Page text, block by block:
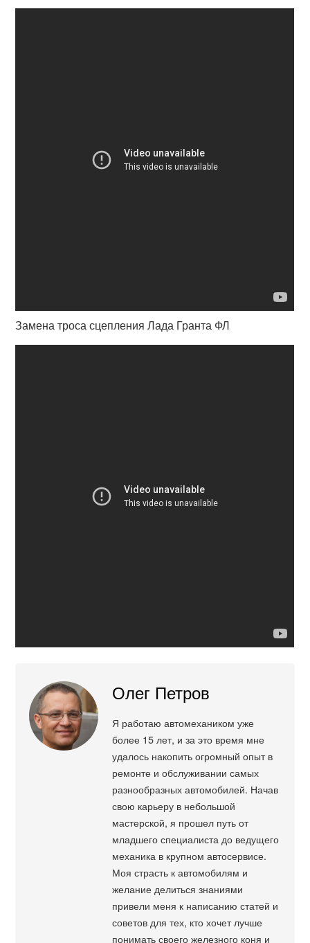
Замена троса сцепления Лада Гранта ФЛ
Олег Петров
Я работаю автомехаником уже
более 15 лет, и за это время мне
удалось накопить огромный опыт в
ремонте и обслуживании самых
разнообразных автомобилей. Начав
свою карьеру в небольшой
мастерской, я прошел путь от
младшего специалиста до ведущего
механика в крупном автосервисе.
Моя страсть к автомобилям и
желание делиться знаниями
привели меня к написанию статей и
советов для тех, кто хочет лучше
понимать своего железного коня и